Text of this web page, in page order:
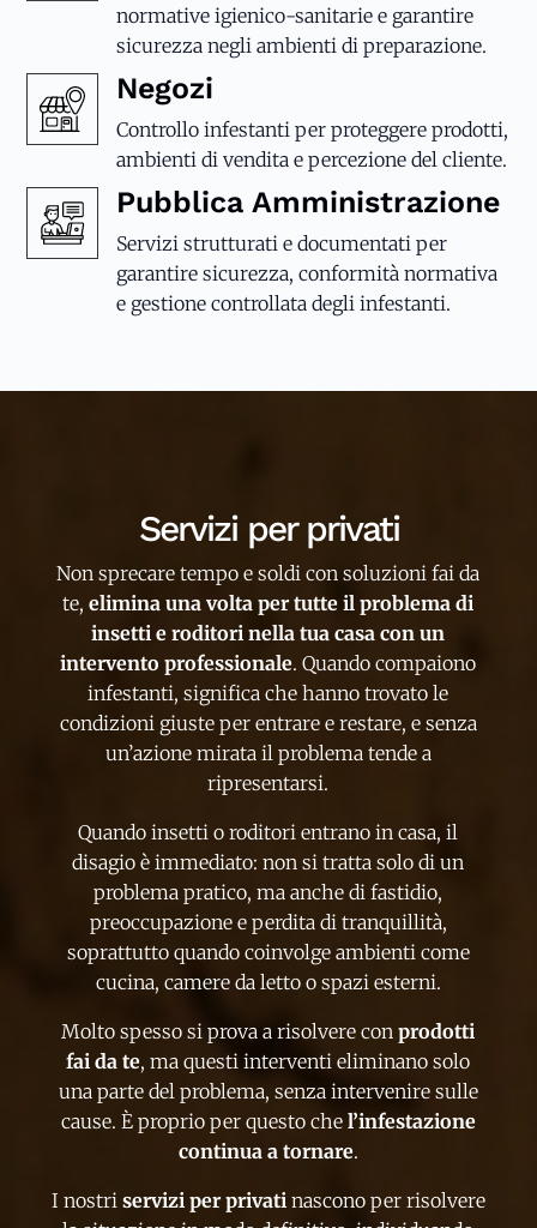
normative igienico-sanitarie e garantire
sicurezza negli ambienti di preparazione.
Negozi
Controllo infestanti per proteggere prodotti,
ambienti di vendita e percezione del cliente.
Pubblica Amministrazione
Servizi strutturati e documentati per
garantire sicurezza, conformità normativa
e gestione controllata degli infestanti.
Servizi per privati
Non sprecare tempo e soldi con soluzioni fai da
te,elimina una volta per tutte il problema di
insetti e roditori nella tua casa con un
intervento professionale. Quando compaiono
infestanti, significa che hanno trovato le
condizioni giuste per entrare e restare, e senza
un’azione mirata il problema tende a
ripresentarsi.
Quando insetti o roditori entrano in casa, il
disagio è immediato: non si tratta solo di un
problema pratico, ma anche di fastidio,
preoccupazione e perdita di tranquillità,
soprattutto quando coinvolge ambienti come
cucina, camere da letto o spazi esterni.
Molto spesso si prova a risolvere conprodotti
fai da te, ma questi interventi eliminano solo
una parte del problema, senza intervenire sulle
cause. È proprio per questo che l’infestazione
continua a tornare.
I nostri servizi per privatinascono per risolvere